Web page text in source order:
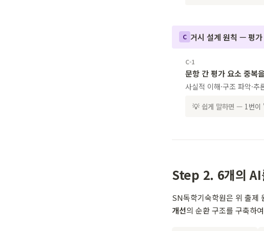
C 거시 설계 원칙 — 평
C-1
문항 간 평가 요소 중복
사실적 이해·구조 파악·추
💡 쉽게 말하면 — 1번이
Step 2. 6개의 AI
SN독학기숙학원은 위 출제
개선의 순환 구조를 구축하